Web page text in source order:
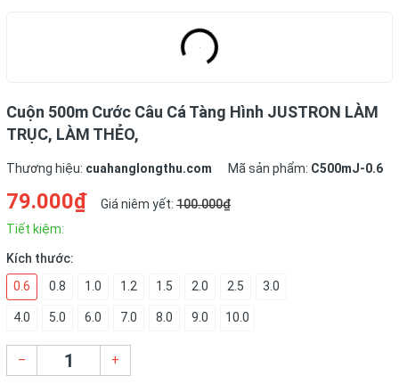
Cuộn 500m Cước Câu Cá Tàng Hình JUSTRON LÀM
TRỤC, LÀM THẺO,
Thương hiệu: cuahanglongthu.com Mã sản phẩm: C500mJ-0.6
79.000₫ Giá niêm yết: 100.000₫
Tiết kiệm:
Kích thước:
0.6
0.8 1.0 1.2 1.5 2.0 2.5 3.0
4.0 5.0 6.0 7.0 8.0 9.0 10.0
– +